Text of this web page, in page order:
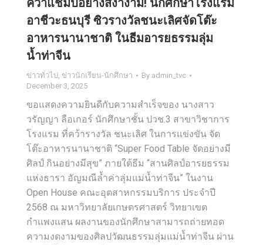
คว้าแชมป์อย่างสง่างาม! นักศึกษาโรงแรม
อาชีวะธนบุรี ซิวรางวัลชนะเลิศจัดโต๊ะ
อาหารนานาชาติ ในธีมอารยธรรมลุ่ม
น้ำท่าจีน
ข่าวทั่วไป, ข่าวนักเรียน-นักศึกษา By admin_tvc
December 3, 2025
ขอแสดงความยินดีกับความสำเร็จของ นางสาว
วรัญญา ลือเกอร์ นักศึกษาชั้น ปวช.3 สาขาวิชาการ
โรงแรม ที่คว้ารางวัล ชนะเลิศ ในการแข่งขัน จัด
โต๊ะอาหารนานาชาติ “Super Food Table จัดอย่างมี
ศิลป์ กินอย่างมีสุข” ภายใต้ธีม “สานศิลป์อารยธรรม
แห่งธารา อัญมณีล้ำค่าลุ่มแม่น้ำท่าจีน” ในงาน
Open House คณะอุตสาหกรรมบริการ ประจำปี
2568 ณ มหาวิทยาลัยเกษตรศาสตร์ วิทยาเขต
กำแพงแสน ผลงานของนักศึกษาสามารถถ่ายทอด
ความงดงามของศิลปวัฒนธรรมลุ่มแม่น้ำท่าจีน ผ่าน